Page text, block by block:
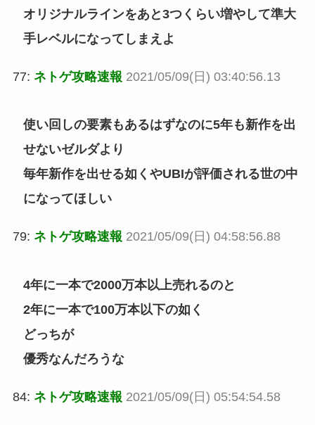
オリジナルラインをあと3つくらい増やして準大
手レベルになってしまえよ
77: ネトゲ攻略速報 2021/05/09(日) 03:40:56.13
使い回しの要素もあるはずなのに5年も新作を出
せないゼルダより
毎年新作を出せる如くやUBIが評価される世の中
になってほしい
79: ネトゲ攻略速報 2021/05/09(日) 04:58:56.88
4年に一本で2000万本以上売れるのと
2年に一本で100万本以下の如く
どっちが
優秀なんだろうな
84: ネトゲ攻略速報 2021/05/09(日) 05:54:54.58